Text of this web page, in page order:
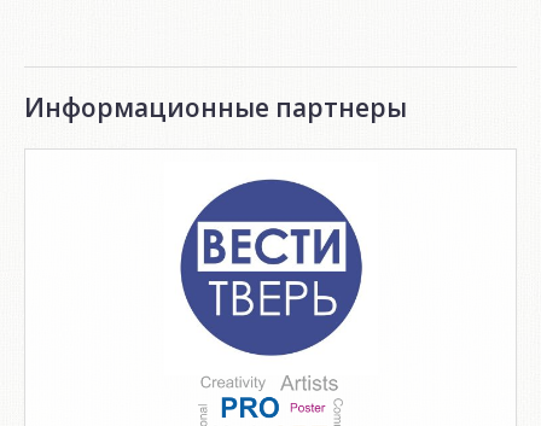
Информационные партнеры